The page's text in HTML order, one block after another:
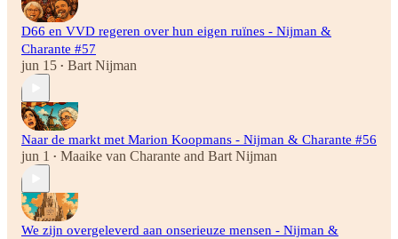
D66 en VVD regeren over hun eigen ruïnes - Nijman &
Charante #57
jun 15 • Bart Nijman
Naar de markt met Marion Koopmans - Nijman & Charante #56
jun 1 • Maaike van Charante and Bart Nijman
We zijn overgeleverd aan onserieuze mensen - Nijman &